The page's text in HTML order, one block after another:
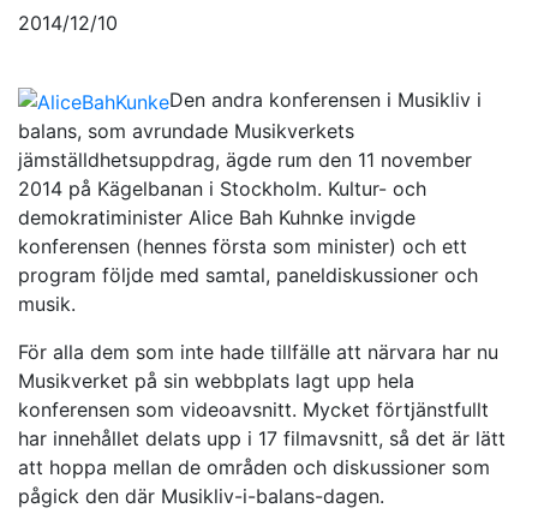
2014/12/10
Den andra konferensen i Musikliv i
balans, som avrundade Musikverkets
jämställdhetsuppdrag, ägde rum den 11 november
2014 på Kägelbanan i Stockholm. Kultur- och
demokratiminister Alice Bah Kuhnke invigde
konferensen (hennes första som minister) och ett
program följde med samtal, paneldiskussioner och
musik.
För alla dem som inte hade tillfälle att närvara har nu
Musikverket på sin webbplats lagt upp hela
konferensen som videoavsnitt. Mycket förtjänstfullt
har innehållet delats upp i 17 filmavsnitt, så det är lätt
att hoppa mellan de områden och diskussioner som
pågick den där Musikliv-i-balans-dagen.